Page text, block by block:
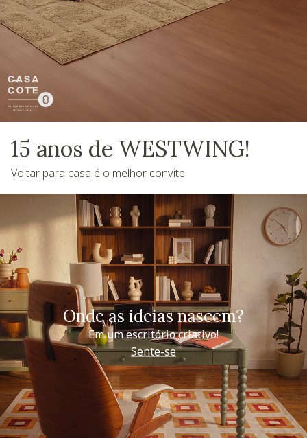
15 anos de WESTWING!
Voltar para casa é o melhor convite
Onde as ideias nascem?
Em um escritório criativo!
Sente-se